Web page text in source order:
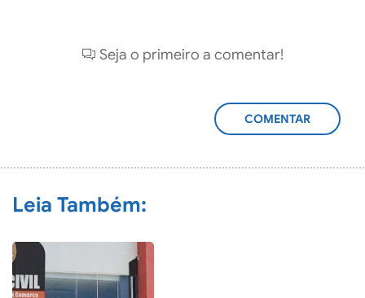
Seja o primeiro a comentar!
ADICIONAR
Leia Também: